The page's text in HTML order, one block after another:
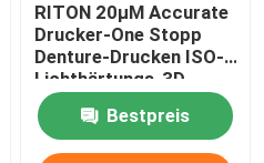
RITON 20μM Accurate
Drucker-One Stopp
Denture-Drucken ISO-
Lichthärtungs-3D
Bestpreis